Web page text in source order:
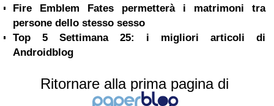
Fire Emblem Fates permetterà i matrimoni tra
persone dello stesso sesso
Top 5 Settimana 25: i migliori articoli di
Androidblog
Ritornare alla prima pagina di